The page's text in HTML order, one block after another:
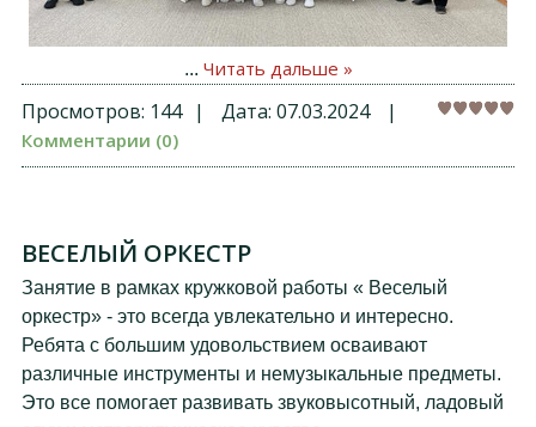
... Читать дальше »
Просмотров: 144 | Дата: 07.03.2024 |
Комментарии (0)
ВЕСЕЛЫЙ ОРКЕСТР
Занятие в рамках кружковой работы « Веселый
оркестр» - это всегда увлекательно и интересно.
Ребята с большим удовольствием осваивают
различные инструменты и немузыкальные предметы.
Это все помогает развивать звуковысотный, ладовый